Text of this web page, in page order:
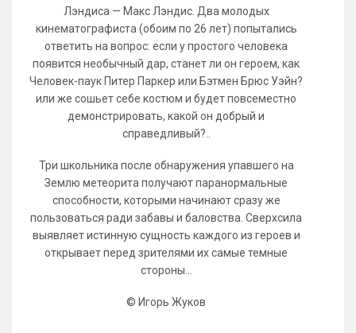
Лэндиса — Макс Лэндис. Два молодых
кинематографиста (обоим по 26 лет) попытались
ответить на вопрос: если у простого человека
появится необычный дар, станет ли он героем, как
Человек-паук Питер Паркер или Бэтмен Брюс Уэйн?
или же сошьет себе костюм и будет повсеместно
демонстрировать, какой он добрый и
справедливый?..
Три школьника после обнаружения упавшего на
Землю метеорита получают паранормальные
способности, которыми начинают сразу же
пользоваться ради забавы и баловства. Сверхсила
выявляет истинную сущность каждого из героев и
открывает перед зрителями их самые темные
стороны...
© Игорь Жуков